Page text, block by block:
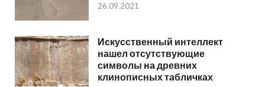
26.09.2021
Искусственный интеллект
нашел отсутствующие
символы на древних
клинописных табличках